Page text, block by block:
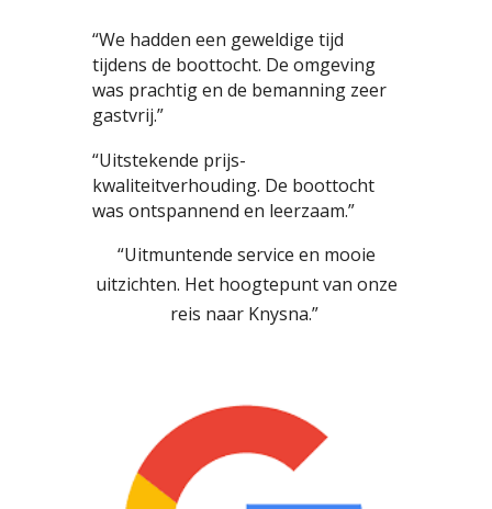
“We hadden een geweldige tijd
tijdens de boottocht. De omgeving
was prachtig en de bemanning zeer
gastvrij.”
“Uitstekende prijs-
kwaliteitverhouding. De boottocht
was ontspannend en leerzaam.”
“Uitmuntende service en mooie
uitzichten. Het hoogtepunt van onze
reis naar Knysna.”